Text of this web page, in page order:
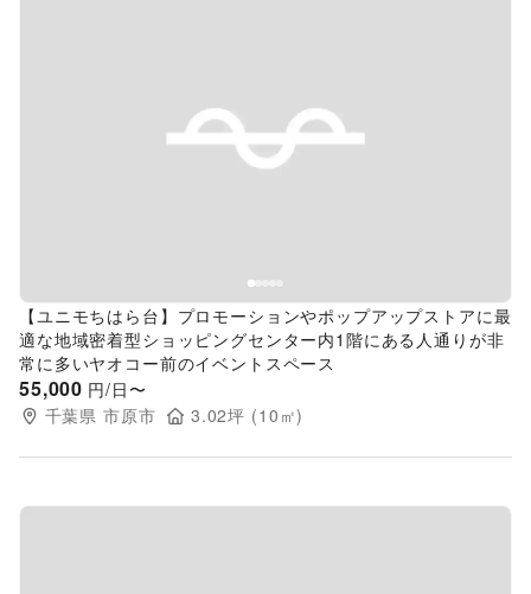
Previous slide
【ユニモちはら台】プロモーションやポップアップストアに最
適な地域密着型ショッピングセンター内1階にある人通りが非
常に多いヤオコー前のイベントスペース
55,000 円/日〜
千葉県 市原市 3.02坪 (10 ㎡)